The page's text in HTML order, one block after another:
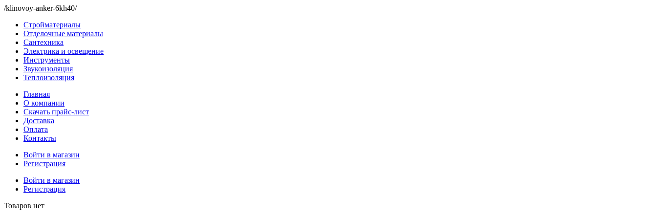
/klinovoy-anker-6kh40/
Стройматериалы
Отделочные материалы
Сантехника
Электрика и освещение
Инструменты
Звукоизоляция
Теплоизоляция
Главная
О компании
Скачать прайс-лист
Доставка
Оплата
Контакты
Войти в магазин
Регистрация
Войти в магазин
Регистрация
Товаров нет